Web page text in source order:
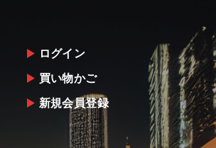
ログイン
買い物かご
新規会員登録